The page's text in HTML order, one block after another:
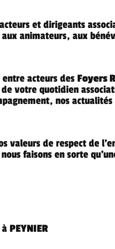
et dirigeants
animateurs, aux
entre acteurs desFoyers
votre quotidien
nos
valeurs de respect de
faisons en sorte
àPEYNIER